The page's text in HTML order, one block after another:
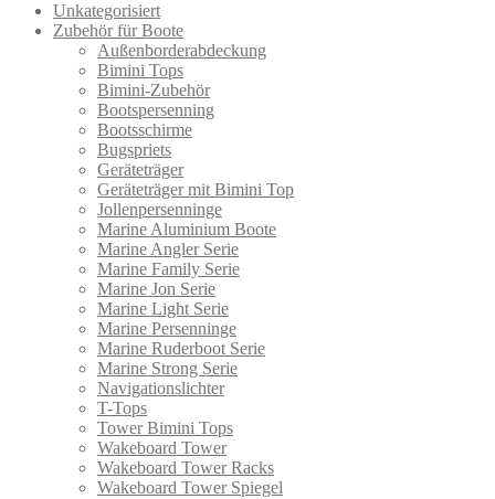
Unkategorisiert
Zubehör für Boote
Außenborderabdeckung
Bimini Tops
Bimini-Zubehör
Bootspersenning
Bootsschirme
Bugspriets
Geräteträger
Geräteträger mit Bimini Top
Jollenpersenninge
Marine Aluminium Boote
Marine Angler Serie
Marine Family Serie
Marine Jon Serie
Marine Light Serie
Marine Persenninge
Marine Ruderboot Serie
Marine Strong Serie
Navigationslichter
T-Tops
Tower Bimini Tops
Wakeboard Tower
Wakeboard Tower Racks
Wakeboard Tower Spiegel